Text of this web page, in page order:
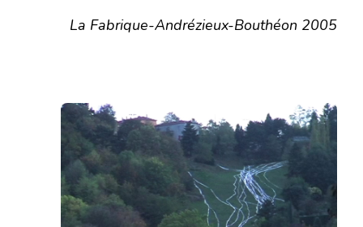
La Fabrique-Andrézieux-Bouthéon 2005